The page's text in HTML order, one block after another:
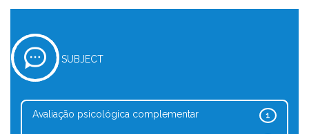
SUBJECT
1
Avaliação psicológica complementar